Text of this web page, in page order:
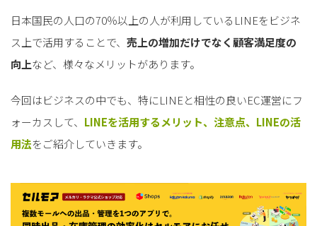
日本国民の人口の70％以上の人が利用しているLINEをビジネ
ス上で活用することで、 売上の増加だけでなく顧客満足度の
向上など、様々なメリットがあります。
今回はビジネスの中でも、特にLINEと相性の良いEC運営にフ
ォーカスして、 LINEを活用するメリット、注意点、LINEの活
用法をご紹介していきます。